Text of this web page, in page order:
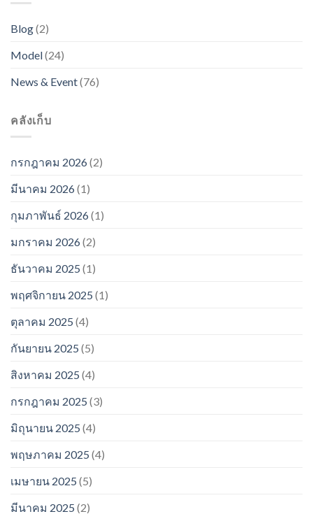
Blog(2)
Model(24)
News & Event(76)
คลังเก็บ
กรกฎาคม 2026(2)
มีนาคม 2026(1)
กุมภาพันธ์ 2026(1)
มกราคม 2026(2)
ธันวาคม 2025 (1)
พฤศจิกายน 2025 (1)
ตุลาคม 2025 (4)
กันยายน 2025 (5)
สิงหาคม 2025 (4)
กรกฎาคม 2025 (3)
มิถุนายน 2025 (4)
พฤษภาคม 2025 (4)
เมษายน 2025 (5)
มีนาคม 2025 (2)